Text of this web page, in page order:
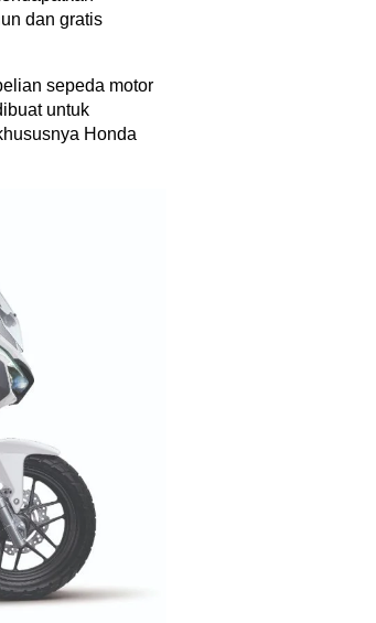
dan gratis
sepeda motor
untuk
Honda